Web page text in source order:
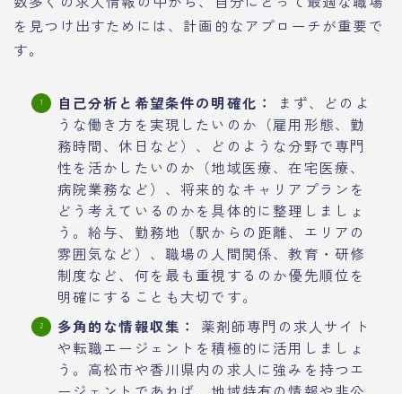
を見つけ出すためには、計画的なアプローチが重要で
す。
自己分析と希望条件の明確化：
まず、どのよ
うな働き方を実現したいのか（雇用形態、勤
務時間、休日など）、どのような分野で専門
性を活かしたいのか（地域医療、在宅医療、
病院業務など）、将来的なキャリアプランを
どう考えているのかを具体的に整理しましょ
う。給与、勤務地（駅からの距離、エリアの
雰囲気など）、職場の人間関係、教育・研修
制度など、何を最も重視するのか優先順位を
明確にすることも大切です。
多角的な情報収集：
薬剤師専門の求人サイト
や転職エージェントを積極的に活用しましょ
う。高松市や香川県内の求人に強みを持つエ